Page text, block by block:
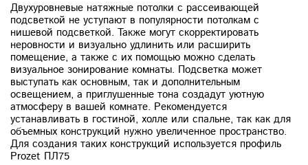
Двухуровневые натяжные потолки с рассеивающей
подсветкой не уступают в популярности потолкам с
нишевой подсветкой. Также могут скорректировать
неровности и визуально удлинить или расширить
помещение, а также с их помощью можно сделать
визуальное зонирование комнаты. Подсветка может
выступать как основным, так и дополнительным
освещением, а приглушенные тона создадут уютную
атмосферу в вашей комнате. Рекомендуется
устанавливать в гостиной, холле или спальне, так как для
объемных конструкций нужно увеличенное пространство.
Для создания таких конструкций используется профиль
Prozet ПЛ75